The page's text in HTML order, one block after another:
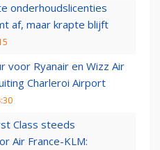
onderhoudslicenties
af, maar krapte blijft
voor Ryanair en Wizz Air
Charleroi Airport
Class steeds
Air France-KLM: